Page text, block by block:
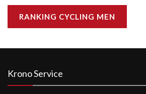
RANKING CYCLING MEN
Krono Service